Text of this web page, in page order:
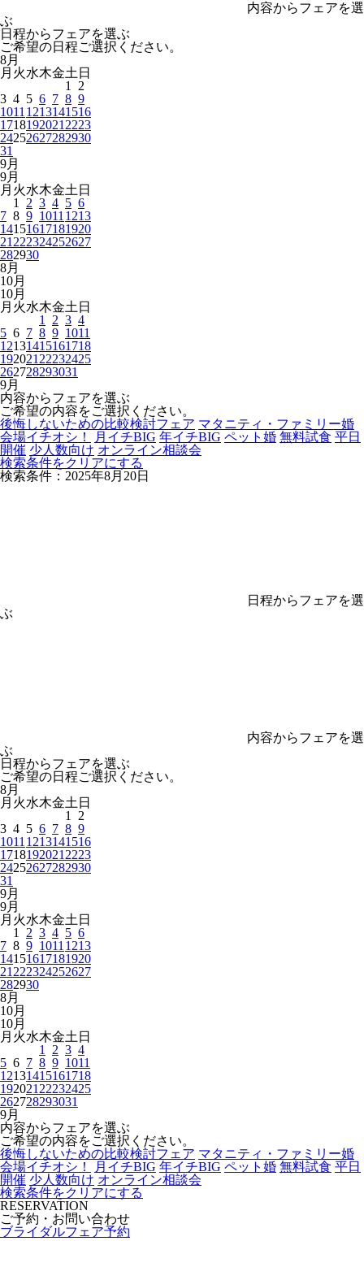
内容からフェアを選
ぶ
日程からフェアを選ぶ
ご希望の日程ご選択ください。
8月
月 火水木金土 日
1
2
3 4 5 6 7 8 9
1011 1213141516
1718192021 2223
24252627282930
31
9月
9月
月 火水木金土 日
1
2 3 4 5 6
7 8 9 1011 1213
14151617181920
21 222324252627
282930
8月
10月
10月
月 火水木金土 日
1
2 3 4
5 6 7 8 9 1011
12131415161718
192021 22232425
262728293031
9月
内容からフェアを選ぶ
ご希望の内容をご選択ください。
後悔しないための比較検討フェア マタニティ・ファミリー婚
会場イチオシ！
月イチBIG 年イチBIG ペット婚 無料試食 平日
開催 少人数向け オンライン相談会
検索条件をクリアにする
検索条件：2025年8月20日
日程からフェアを選
ぶ
内容からフェアを選
ぶ
日程からフェアを選ぶ
ご希望の日程ご選択ください。
8月
月 火水木金土 日
1
2
3 4 5 6 7 8 9
1011 1213141516
1718192021 2223
24252627282930
31
9月
9月
月 火水木金土 日
1
2 3 4 5 6
7 8 9 1011 1213
14151617181920
21 222324252627
282930
8月
10月
10月
月 火水木金土 日
1
2 3 4
5 6 7 8 9 1011
12131415161718
192021 22232425
262728293031
9月
内容からフェアを選ぶ
ご希望の内容をご選択ください。
後悔しないための比較検討フェア マタニティ・ファミリー婚
会場イチオシ！
月イチBIG 年イチBIG ペット婚 無料試食 平日
開催 少人数向け オンライン相談会
検索条件をクリアにする
RESERVATION
ご予約・お問い合わせ
ブライダルフェア予約